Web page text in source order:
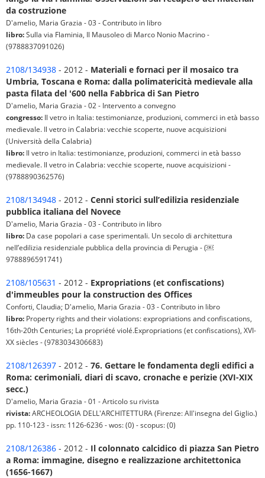
da costruzione
D'amelio, Maria Grazia - 03 - Contributo in libro
libro:Sulla via Flaminia, Il Mausoleo di Marco Nonio Macrino -
(9788837091026)
2108/134938 - 2012 - Materiali e fornaci per il mosaico tra
Umbria, Toscana e Roma: dalla polimatericità medievale alla
pasta filata del '600 nella Fabbrica di San Pietro
D'amelio, Maria Grazia - 02 - Intervento a convegno
congresso: Il vetro in Italia: testimonianze, produzioni, commerci in età basso
medievale. Il vetro in Calabria: vecchie scoperte, nuove acquisizioni
(Università della Calabria)
libro: Il vetro in Italia: testimonianze, produzioni, commerci in età basso
medievale. Il vetro in Calabria: vecchie scoperte, nuove acquisizioni -
(9788890362576)
2108/134948 - 2012 - Cenni storici sull’edilizia residenziale
pubblica italiana del Novece
D'amelio, Maria Grazia - 03 - Contributo in libro
libro: Da case popolari a case sperimentali. Un secolo di architettura
nell’edilizia residenziale pubblica della provincia di Perugia - (￼
9788896591741)
2108/105631 - 2012 - Expropriations (et confiscations)
d'immeubles pour la construction des Offices
Conforti, Claudia; D'amelio, Maria Grazia - 03 - Contributo in libro
libro: Property rights and their violations: expropriations and confiscations,
16th-20th Centuries; La propriété violé.Expropriations (et confiscations), XVI-
XX siècles - (9783034306683)
2108/126397 - 2012 - 76. Gettare le fondamenta degli edifici a
Roma: cerimoniali, diari di scavo, cronache e perizie (XVI-XIX
secc.)
D'amelio, Maria Grazia - 01 - Articolo su rivista
rivista:ARCHEOLOGIA DELL'ARCHITETTURA (Firenze: All'insegna del Giglio.)
pp. 110-123 - issn: 1126-6236 - wos: (0) - scopus: (0)
2108/126386 - 2012 - Il colonnato calcidico di piazza San Pietro
a Roma: immagine, disegno e realizzazione architettonica
(1656-1667)